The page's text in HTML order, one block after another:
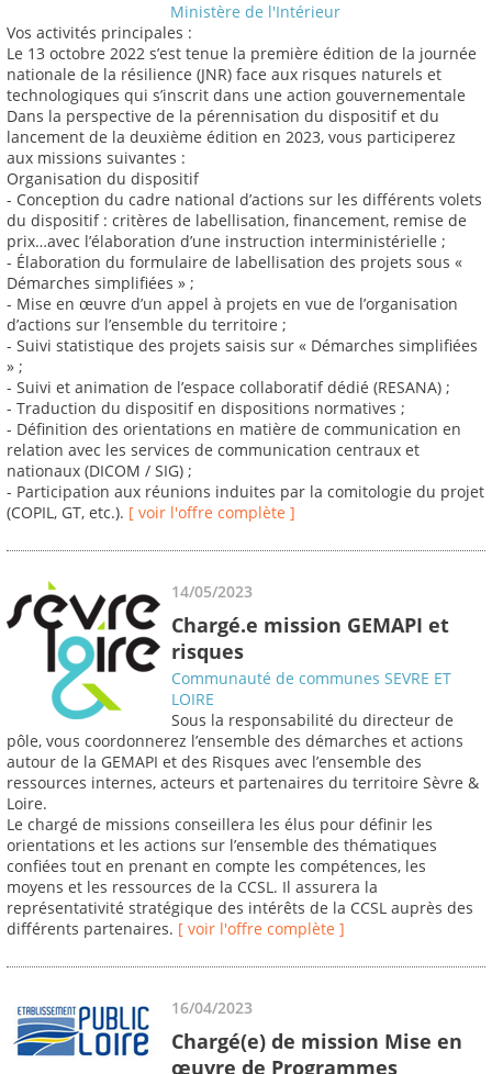
Ministère de l'Intérieur
Vos activités principales :
Le 13 octobre 2022 s’est tenue la première édition de la journée
nationale de la résilience (JNR) face aux risques naturels et
technologiques qui s’inscrit dans une action gouvernementale
Dans la perspective de la pérennisation du dispositif et du
lancement de la deuxième édition en 2023, vous participerez
aux missions suivantes :
Organisation du dispositif
- Conception du cadre national d’actions sur les différents volets
du dispositif : critères de labellisation, financement, remise de
prix…avec l’élaboration d’une instruction interministérielle ;
- Élaboration du formulaire de labellisation des projets sous «
Démarches simplifiées » ;
- Mise en œuvre d’un appel à projets en vue de l’organisation
d’actions sur l’ensemble du territoire ;
- Suivi statistique des projets saisis sur « Démarches simplifiées
» ;
- Suivi et animation de l’espace collaboratif dédié (RESANA) ;
- Traduction du dispositif en dispositions normatives ;
- Définition des orientations en matière de communication en
relation avec les services de communication centraux et
nationaux (DICOM / SIG) ;
- Participation aux réunions induites par la comitologie du projet
(COPIL, GT, etc.). [ voir l'offre complète ]
14/05/2023
Chargé.e mission GEMAPI et
risques
Communauté de communes SEVRE ET
LOIRE
Sous la responsabilité du directeur de
pôle, vous coordonnerez l’ensemble des démarches et actions
autour de la GEMAPI et des Risques avec l’ensemble des
ressources internes, acteurs et partenaires du territoire Sèvre &
Loire.
Le chargé de missions conseillera les élus pour définir les
orientations et les actions sur l’ensemble des thématiques
confiées tout en prenant en compte les compétences, les
moyens et les ressources de la CCSL. Il assurera la
représentativité stratégique des intérêts de la CCSL auprès des
différents partenaires. [ voir l'offre complète ]
16/04/2023
Chargé(e) de mission Mise en
œuvre de Programmes